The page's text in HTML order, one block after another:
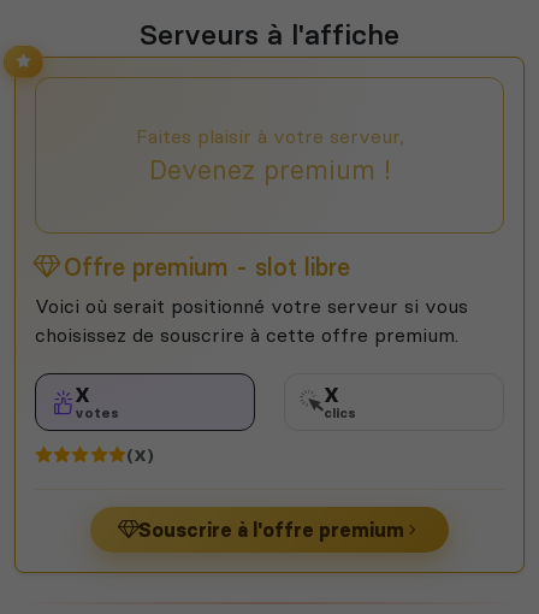
Serveurs à l'affiche
Faites plaisir à votre serveur,
Devenez premium !
Offre premium - slot libre
Voici où serait positionné votre serveur si vous
choisissez de souscrire à cette offre premium.
X
votes
X
clics
(X)
Souscrire à l'offre premium